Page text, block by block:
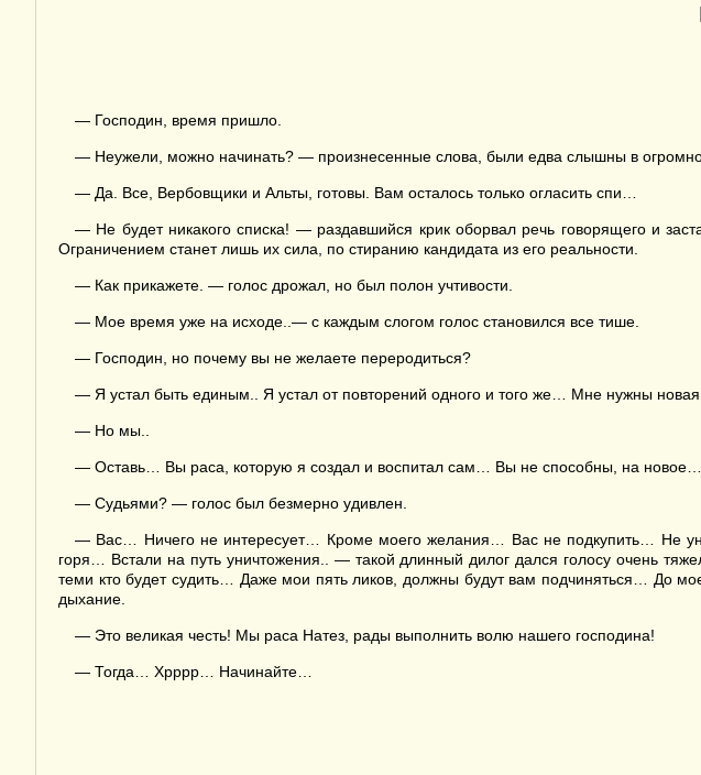
— Господин, время пришло.
— Неужели, можно начинать? — произнесенные слова, были едва слышны в
— Да. Все, Вербовщики и Альты, готовы. Вам осталось только огласить спи…
— Не будет никакого списка! — раздавшийся крик оборвал речь говорящего и
Ограничением станет лишь их сила, по стиранию кандидата из его реальности.
— Как прикажете. — голос дрожал, но был полон учтивости.
— Мое время уже на исходе..— с каждым слогом голос становился все тише.
— Господин, но почему вы не желаете переродиться?
— Я устал быть единым.. Я устал от повторений одного и того же… Мне нужны новая
— Но мы..
— Оставь… Вы раса, которую я создал и воспитал сам… Вы не способны, на
— Судьями? — голос был безмерно удивлен.
— Вас… Ничего не интересует… Кроме моего желания… Вас не подкупить… Не
горя… Встали на путь уничтожения.. — такой длинный дилог дался голосу очень
теми кто будет судить… Даже мои пять ликов, должны будут вам подчиняться… До
дыхание.
— Это великая честь! Мы раса Натез, рады выполнить волю нашего господина!
— Тогда… Хрррр… Начинайте…